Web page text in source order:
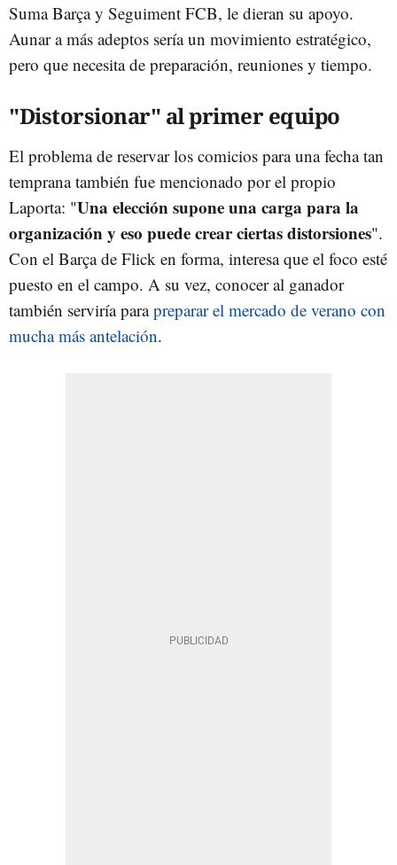
Suma Barça y Seguiment FCB, le dieran su apoyo.
Aunar a más adeptos sería un movimiento estratégico,
pero que necesita de preparación, reuniones y tiempo.
"Distorsionar" al primer equipo
El problema de reservar los comicios para una fecha tan
temprana también fue mencionado por el propio
Laporta: "Una elección supone una carga para la
organización y eso puede crear ciertas distorsiones".
Con el Barça de Flick en forma, interesa que el foco esté
puesto en el campo. A su vez, conocer al ganador
también serviría parapreparar el mercado de verano con
mucha más antelación.